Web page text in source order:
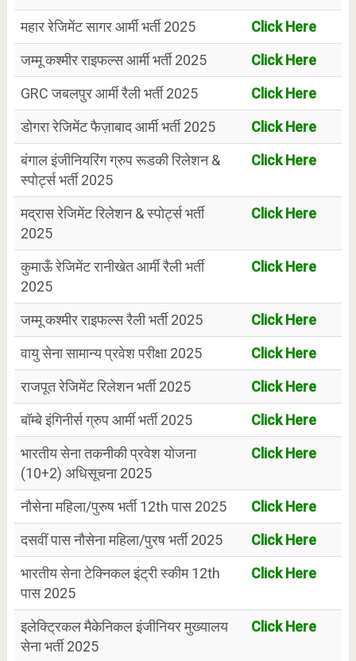
महार रेजिमेंट सागर आर्मी भर्ती 2025
Click Here
जम्मू कश्मीर राइफल्स आर्मी भर्ती 2025
Click Here
GRC जबलपुर आर्मी रैली भर्ती 2025
Click Here
डोगरा रेजिमेंट फैज़ाबाद आर्मी भर्ती 2025
Click Here
बंगाल इंजीनियरिंग ग्रुप रूडकी रिलेशन &
स्पोर्ट्स भर्ती 2025
Click Here
मद्रास रेजिमेंट रिलेशन & स्पोर्ट्स भर्ती
2025
Click Here
कुमाऊँ रेजिमेंट रानीखेत आर्मी रैली भर्ती
2025
Click Here
जम्मू कश्मीर राइफल्स रैली भर्ती 2025
Click Here
वायु सेना सामान्य प्रवेश परीक्षा 2025
Click Here
राजपूत रेजिमेंट रिलेशन भर्ती 2025
Click Here
बॉम्बे इंगिनीर्स ग्रुप आर्मी भर्ती 2025
Click Here
भारतीय सेना तकनीकी प्रवेश योजना
(10+2) अधिसूचना 2025
Click Here
नौसेना महिला/पुरुष भर्ती 12th पास 2025
Click Here
दसवीं पास नौसेना महिला/पुरष भर्ती 2025
Click Here
भारतीय सेना टेक्निकल इंट्री स्कीम 12th
पास 2025
Click Here
इलेक्ट्रिकल मैकेनिकल इंजीनियर मुख्यालय
सेना भर्ती 2025
Click Here